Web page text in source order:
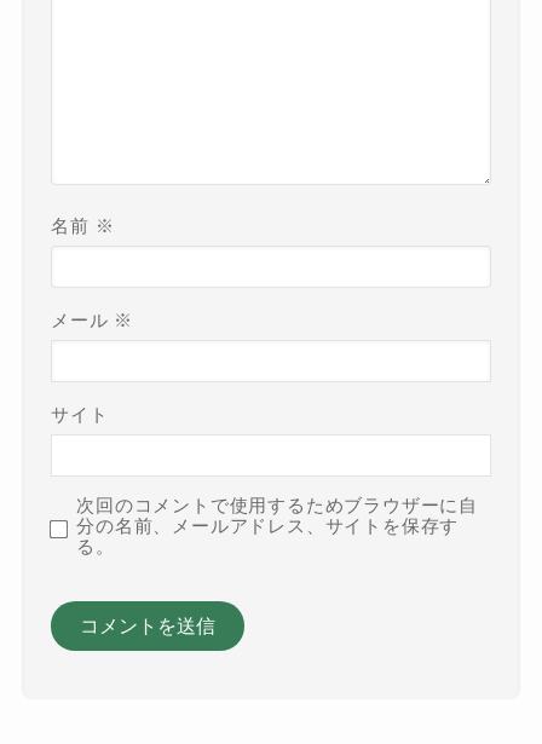
名前 ※
メール ※
サイト
次回のコメントで使用するためブラウザーに自
分の名前、メールアドレス、サイトを保存す
る。